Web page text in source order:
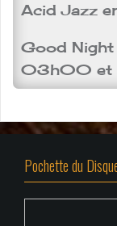
Acid Jazz
Good
03h00 et
Pochette du